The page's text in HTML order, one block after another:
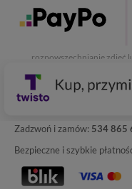
Zadzwoń i zamów: 534 865
Bezpieczne i szybkie
C.H. Respan, Rejtana
35-326 Rzeszów
rozpowszechnianie zdjęć